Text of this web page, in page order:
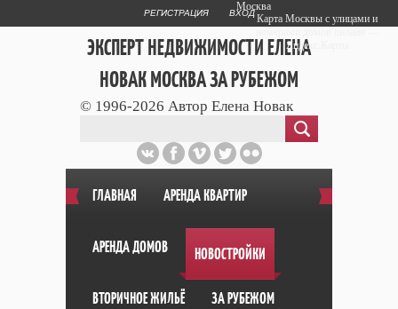
РЕГИСТРАЦИЯ ВХОД
ЭКСПЕРТ НЕДВИЖИМОСТИ ЕЛЕНА
НОВАК МОСКВА ЗА РУБЕЖОМ
Публичный сайт эксперта автора web
© 1996-2026 Автор Елена Новак
ГЛАВНАЯ АРЕНДА КВАРТИР
АРЕНДА ДОМОВ НОВОСТРОЙКИ
ВТОРИЧНОЕ ЖИЛЬЁ ЗА РУБЕЖОМ
Москва
Карта Москвы с улицами и
Яндекс.Карты